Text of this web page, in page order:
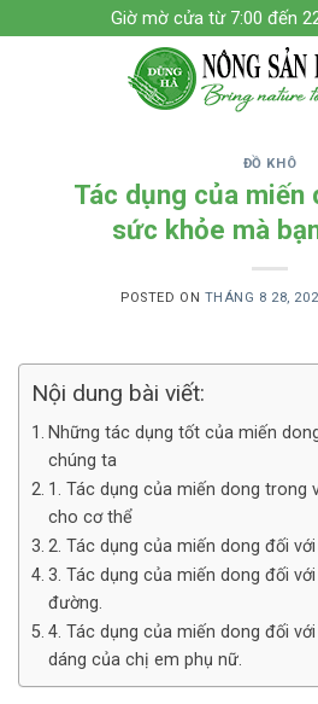
to
Giờ mờ cửa từ 7:00 đến
ĐỒ KHÔ
Tác dụng của miến
sức khỏe mà
POSTED ON THÁNG 8 28,
Nội dung bài viết:
Những tác dụng tốt của miến
chúng ta
1. Tác dụng của miến dong trong
cho cơ thể
2. Tác dụng của miến dong đối
3. Tác dụng của miến dong đối
đường.
4. Tác dụng của miến dong đối
dáng của chị em phụ nữ.